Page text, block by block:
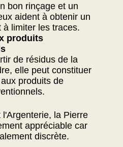
bon rinçage et un
aident à obtenir un
à limiter les traces.
produits
de résidus de la
elle peut constituer
produits de
la Pierre
appréciable car
discrète.